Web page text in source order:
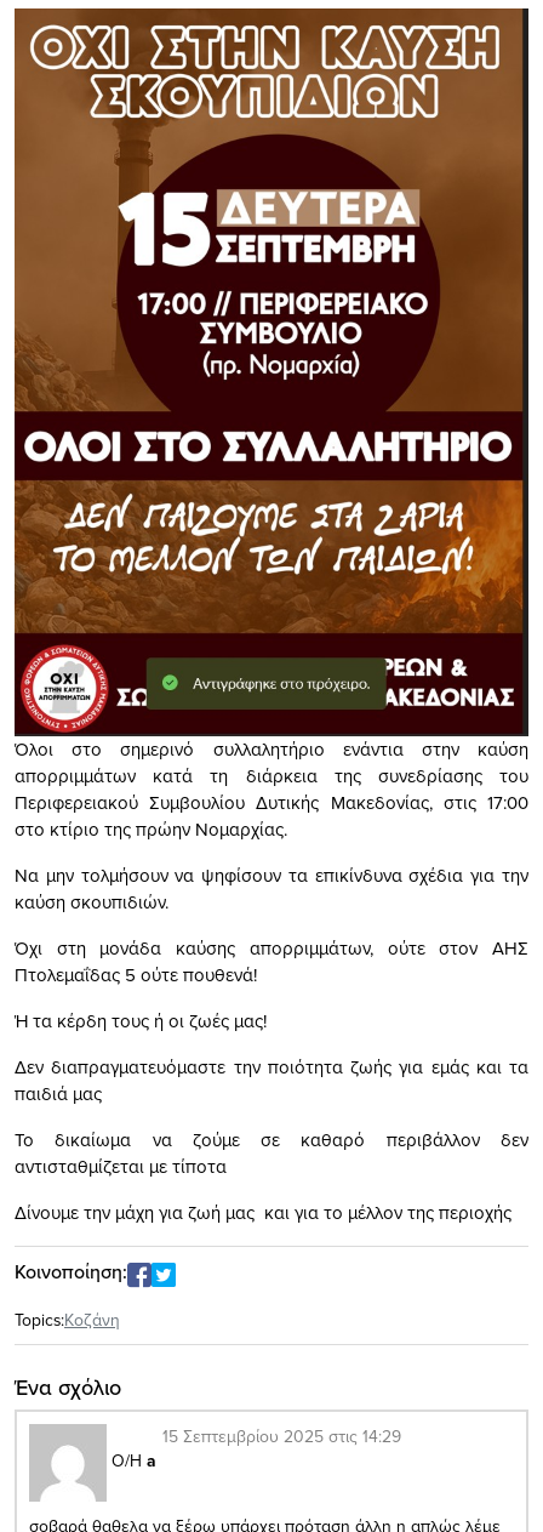
Όλοι στο σημερινό συλλαλητήριο ενάντια στην καύση
απορριμμάτων κατά τη διάρκεια της συνεδρίασης του
Περιφερειακού Συμβουλίου Δυτικής Μακεδονίας, στις 17:00
στο κτίριο της πρώην Νομαρχίας.
Να μην τολμήσουν να ψηφίσουν τα επικίνδυνα σχέδια για την
καύση σκουπιδιών.
Όχι στη μονάδα καύσης απορριμμάτων, ούτε στον ΑΗΣ
Πτολεμαΐδας 5 ούτε πουθενά!
Ή τα κέρδη τους ή οι ζωές μας!
Δεν διαπραγματευόμαστε την ποιότητα ζωής για εμάς και τα
παιδιά μας
Το δικαίωμα να ζούμε σε καθαρό περιβάλλον δεν
αντισταθμίζεται με τίποτα
Δίνουμε την μάχη για ζωή μας και για το μέλλον της περιοχής
Κοινοποίηση:
Topics:Κοζάνη
Ένα σχόλιο
Ο/Η a
15 Σεπτεμβρίου 2025 στις 14:29
σοβαρά θαθελα να ξέρω υπάρχει πρόταση άλλη η απλώς λέμε